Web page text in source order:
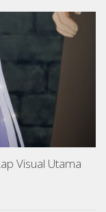
Visual Utama